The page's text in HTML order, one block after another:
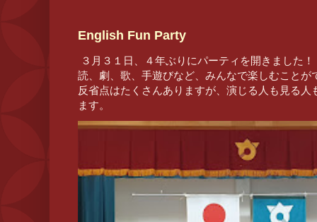
English Fun Party
３月３１日、４年ぶりにパーティを開きました
読、劇、歌、手遊びなど、みんなで楽しむこと
反省点はたくさんありますが、演じる人も見る
ます。